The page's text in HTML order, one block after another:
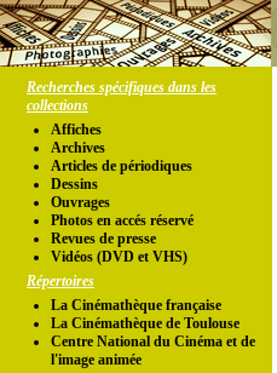
Recherches spécifiques dans les
collections
Affiches
Archives
Articles de périodiques
Dessins
Ouvrages
Photos en accés réservé
Revues de presse
Vidéos (DVD et VHS)
Répertoires
La Cinémathèque française
La Cinémathèque de Toulouse
Centre National du Cinéma et de
l'image animée